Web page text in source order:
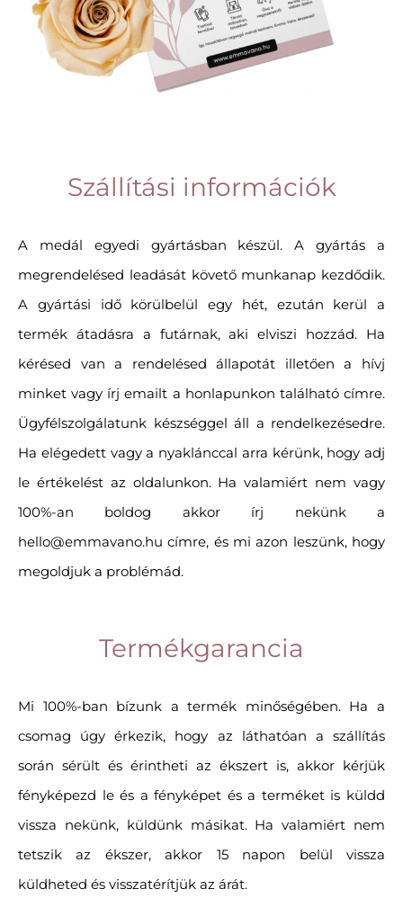
Szállítási információk
A medál egyedi gyártásban készül. A gyártás a
megrendelésed leadását követő munkanap kezdődik.
A gyártási idő körülbelül egy hét, ezután kerül a
termék átadásra a futárnak, aki elviszi hozzád. Ha
kérésed van a rendelésed állapotát illetően a hívj
minket vagy írj emailt a honlapunkon található címre.
Ügyfélszolgálatunk készséggel áll a rendelkezésedre.
Ha elégedett vagy a nyaklánccal arra kérünk, hogy adj
le értékelést az oldalunkon. Ha valamiért nem vagy
100%-an boldog akkor írj nekünk a
hello@emmavano.hu címre, és mi azon leszünk, hogy
megoldjuk a problémád.
Termékgarancia
Mi 100%-ban bízunk a termék minőségében. Ha a
csomag úgy érkezik, hogy az láthatóan a szállítás
során sérült és érintheti az ékszert is, akkor kérjük
fényképezd le és a fényképet és a terméket is küldd
vissza nekünk, küldünk másikat. Ha valamiért nem
tetszik az ékszer, akkor 15 napon belül vissza
küldheted és visszatérítjük az árát.